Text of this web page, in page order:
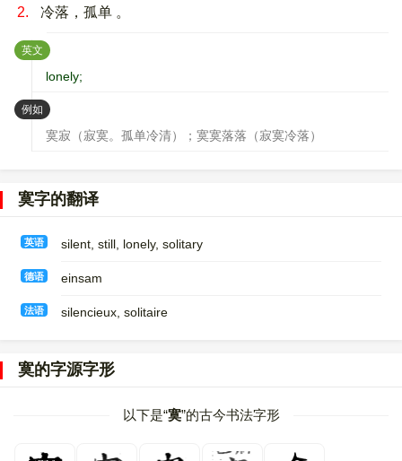
2. 冷落，孤单 。
英文 ：
lonely;
例如 ：
寞寂（寂寞。孤单冷清）；寞寞落落（寂寞冷落）
寞字的翻译
英语 silent, still, lonely, solitary
德语 einsam
法语 silencieux, solitaire
寞的字源字形
以下是“寞”的古今书法字形